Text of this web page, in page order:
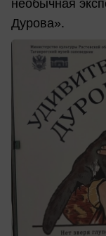
необычная
Дурова».